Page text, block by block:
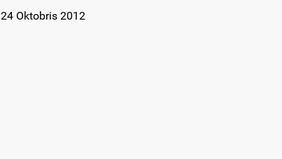
24 Oktobris 2012